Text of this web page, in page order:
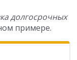
долгосрочных
примере.